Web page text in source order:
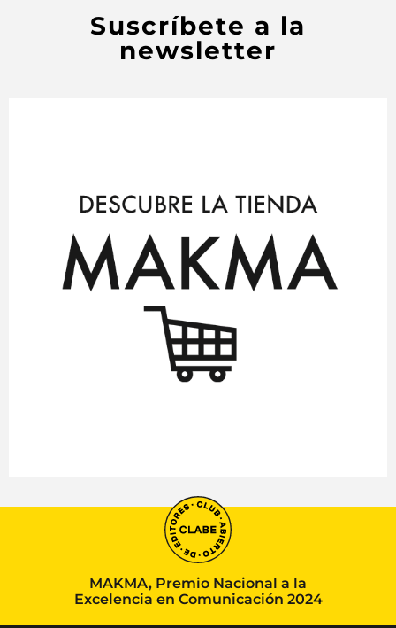
Suscríbete a la
newsletter
MAKMA, Premio Nacional a la
Excelencia en Comunicación 2024